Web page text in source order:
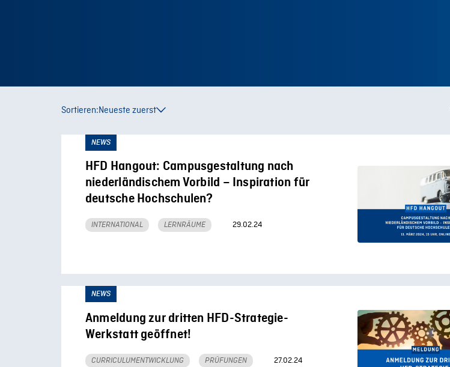
Sortieren:Neueste zuerst
NEWS
HFD Hangout: Campusgestaltung nach
niederländischem Vorbild – Inspiration für
deutsche Hochschulen?
INTERNATIONAL LERNRÄUME 29.02.24
NEWS
Anmeldung zur dritten HFD-Strategie-
Werkstatt geöffnet!
CURRICULUMENTWICKLUNG PRÜFUNGEN 27.02.24